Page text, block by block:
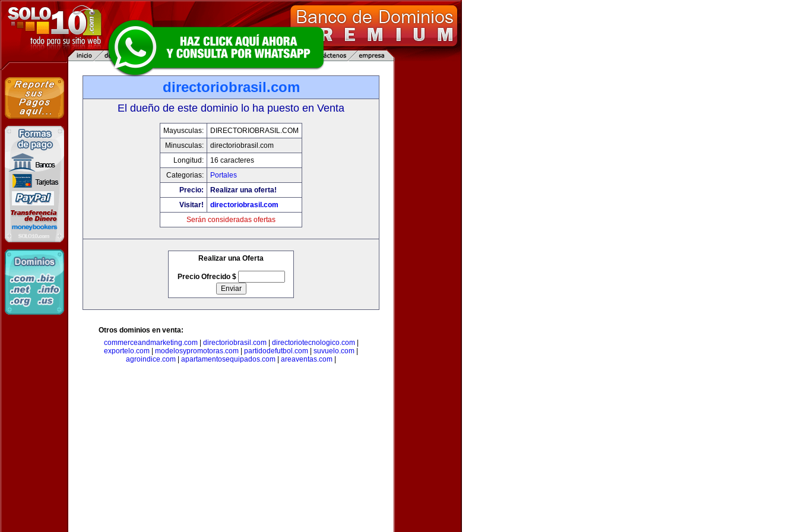
directoriobrasil.com
El dueño de este dominio lo ha puesto en Venta
Mayusculas:
DIRECTORIOBRASIL.COM
Minusculas:
directoriobrasil.com
Longitud:
16 caracteres
Categorias:
Portales
Precio:
Realizar una oferta!
Visitar!
directoriobrasil.com
Serán consideradas ofertas
Realizar una Oferta
Precio Ofrecido $
Otros dominios en venta:
commerceandmarketing.com| directoriobrasil.com| directoriotecnologico.com|
exportelo.com
modelosypromotoras.com partidodefutbol.com suvuelo.com
agroindice.com
apartamentosequipados.com areaventas.com